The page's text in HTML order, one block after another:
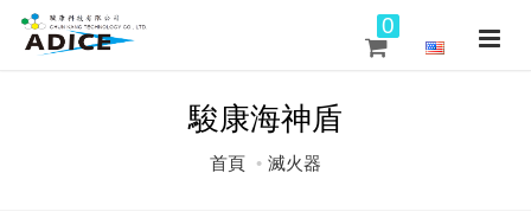
0
駿康海神盾
首頁 滅火器